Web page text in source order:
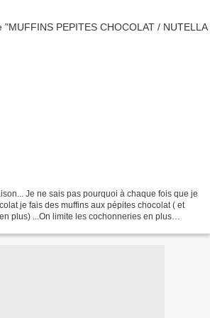
Je ne sais pas pourquoi à chaque fois que je
je fais des muffins aux pépites chocolat ( et
plus) ...On limite les cochonneries en plus